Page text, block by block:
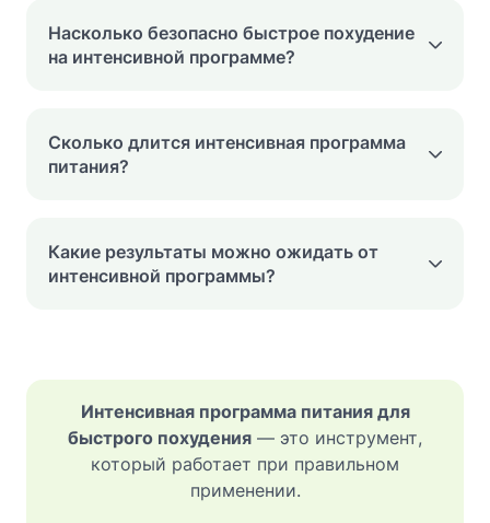
Насколько безопасно быстрое похудение
на интенсивной программе?
Сколько длится интенсивная программа
питания?
Какие результаты можно ожидать от
интенсивной программы?
Интенсивная программа питания для
быстрого похудения — это инструмент,
который работает при правильном
применении.